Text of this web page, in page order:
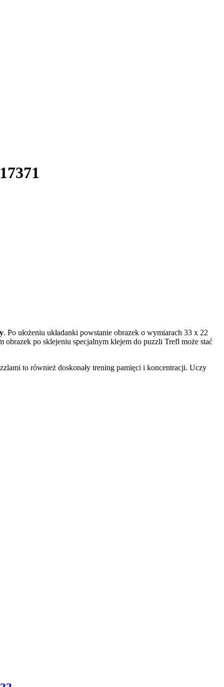
. Po ułożeniu układanki powstanie obrazek o wymiarach 33 x 22
obrazek po sklejeniu specjalnym klejem do puzzli Trefl może stać
to również doskonały trening pamięci i koncentracji. Uczy